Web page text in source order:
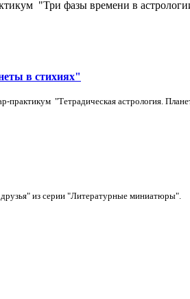
"Три фазы времени в
в стихиях"
практикум "Тетрадическая астрология.
из серии "Литературные миниатюры".